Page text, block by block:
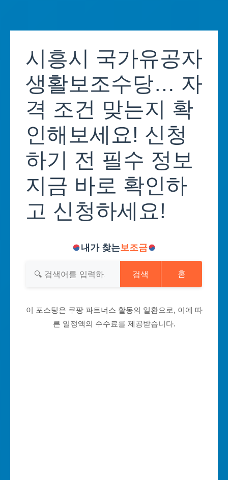
content시흥시 국가유공자
생활보조수당… 자
격 조건 맞는지 확
인해보세요! 신청
하기 전 필수 정보
지금 바로 확인하
고 신청하세요!
내가 찾는보조금
검색 홈
이 포스팅은 쿠팡 파트너스 활동의 일환으로, 이에 따
른 일정액의 수수료를 제공받습니다.